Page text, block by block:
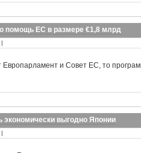
помощь ЕС в размере €1,8 млрд
|
Европарламент и Совет ЕС, то
экономически выгодно Японии
|